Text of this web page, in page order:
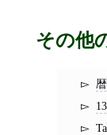
その他